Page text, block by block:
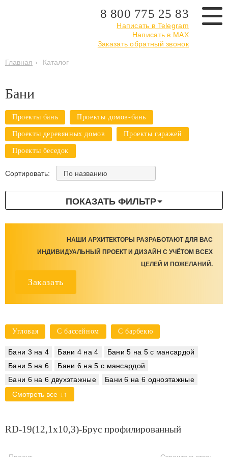
8 800 775 25 83
Написать в Telegram
Написать в MAX
Заказать обратный звонок
Главная › Каталог
Бани
Проекты бань Проекты домов-бань
Проекты деревянных домов Проекты гаражей
Проекты беседок
Сортировать: По названию
ПОКАЗАТЬ ФИЛЬТР
НАШИ АРХИТЕКТОРЫ РАЗРАБОТАЮТ ДЛЯ ВАС
ИНДИВИДУАЛЬНЫЙ ПРОЕКТ И ДИЗАЙН С УЧЁТОМ ВСЕХ
ЦЕЛЕЙ И ПОЖЕЛАНИЙ.
Заказать
Угловая С бассейном С барбекю
Бани 3 на 4 Бани 4 на 4
Бани 5 на 5 с мансардой
Бани 5 на 6
Бани 6 на 5 с мансардой
Бани 6 на 6 двухэтажные
Бани 6 на 6 одноэтажные
Бани 6 на 7
Бани 6 на 7 с мансардой
Бани 4 на 9
Бани 5 на 10 Бани 5 на 7
Бани 5 на 8
Смотреть все
RD-19(12,1x10,3)-Брус профилированный